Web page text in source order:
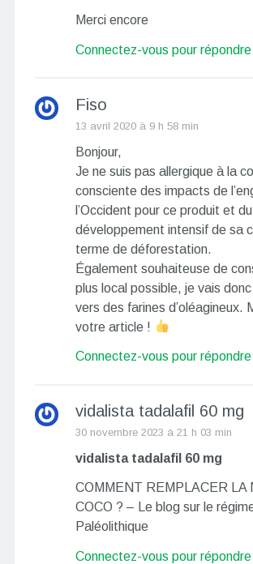
Merci encore
Connectez-vous pour répondre
Fiso
13 avril 2020 à 9 h 58 min
Bonjour,
Je ne suis pas allergique à la
consciente des impacts de
l’Occident pour ce produit et du
développement intensif de sa
terme de déforestation.
Également souhaiteuse de
plus local possible, je vais
vers des farines d’oléagineux.
votre article !
Connectez-vous pour répondre
vidalista tadalafil 60 mg
30 novembre 2023 à 21 h 03 min
vidalista tadalafil 60 mg
COMMENT REMPLACER LA
COCO ? – Le blog sur le
Paléolithique
Connectez-vous pour répondre